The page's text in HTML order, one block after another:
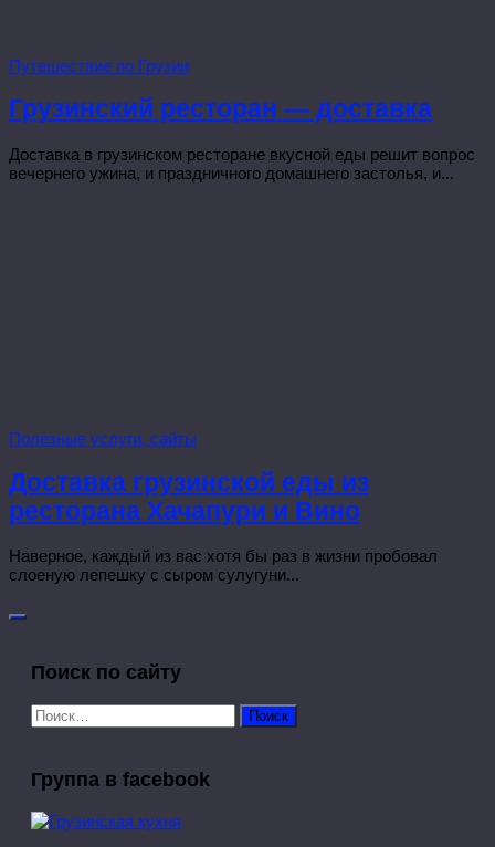
Путешествие по Грузии
Грузинский ресторан — доставка
Доставка в грузинском ресторане вкусной еды решит вопрос
вечернего ужина, и праздничного домашнего застолья, и...
Полезные услуги, сайты
Доставка грузинской еды из
ресторана Хачапури и Вино
Наверное, каждый из вас хотя бы раз в жизни пробовал
слоеную лепешку с сыром сулугуни...
Поиск по сайту
Найти:
Группа в facebook